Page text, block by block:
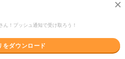
円 （※スキル・資格によって昇給あ
皿に料理を盛り付け（約100食ほ
ん！プッシュ通知で受け取ろう！
をダウンロード